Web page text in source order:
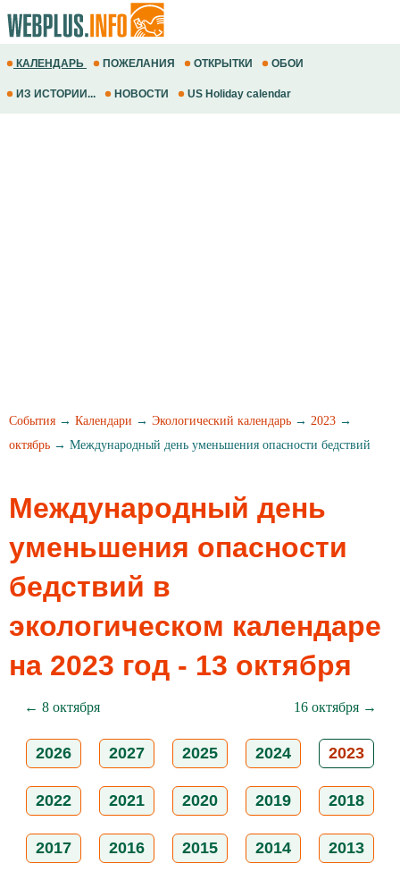
КАЛЕНДАРЬ ПОЖЕЛАНИЯ ОТКРЫТКИ ОБОИ
ИЗ ИСТОРИИ... НОВОСТИ US Holiday calendar
События → Календари → Экологический календарь → 2023 →
октябрь → Международный день уменьшения опасности бедствий
Международный день
уменьшения опасности
бедствий в
экологическом календаре
на 2023 год - 13 октября
← 8 октября 16 октября →
2026 2027 2025 2024 2023
2022 2021 2020 2019 2018
2017 2016 2015 2014 2013